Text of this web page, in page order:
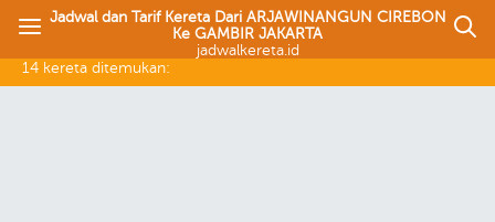
Jadwal dan Tarif Kereta Dari ARJAWINANGUN CIREBON
Ke GAMBIR JAKARTA
jadwalkereta.id
14 kereta ditemukan: